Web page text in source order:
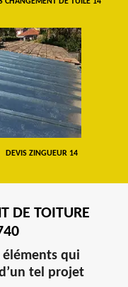
DEVIS ZINGUEUR 14
DE TOITURE
qui
tel projet